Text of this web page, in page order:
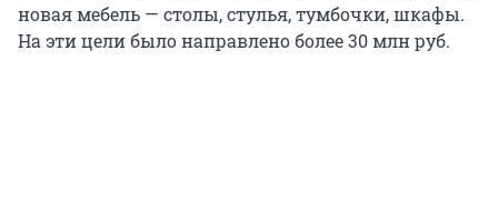
новая мебель — столы, стулья, тумбочки, шкафы.
На эти цели было направлено более 30 млн руб.